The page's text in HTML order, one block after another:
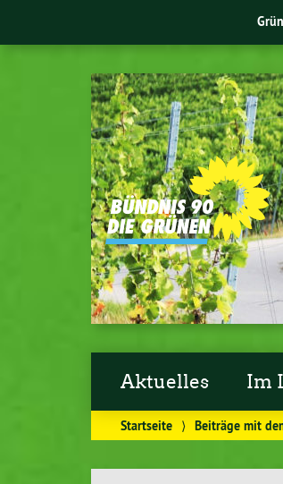
Aktuelles Im
Startseite ⟩ Beiträge mit